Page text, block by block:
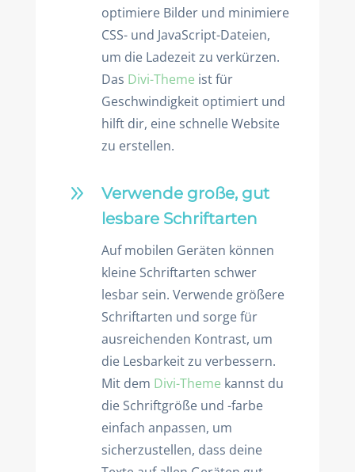
optimiere Bilder und minimiere
CSS- und JavaScript-Dateien,
um die Ladezeit zu verkürzen.
Das Divi-Theme ist für
Geschwindigkeit optimiert und
hilft dir, eine schnelle Website
zu erstellen.
9
Verwende große, gut
lesbare Schriftarten
Auf mobilen Geräten können
kleine Schriftarten schwer
lesbar sein. Verwende größere
Schriftarten und sorge für
ausreichenden Kontrast, um
die Lesbarkeit zu verbessern.
Mit dem Divi-Theme kannst du
die Schriftgröße und -farbe
einfach anpassen, um
sicherzustellen, dass deine